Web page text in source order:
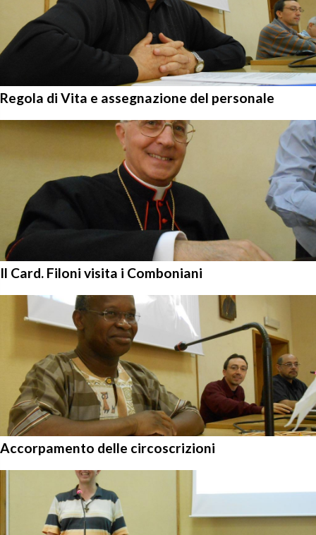
Regola di Vita e assegnazione del personale
Il Card. Filoni visita i Comboniani
Accorpamento delle circoscrizioni